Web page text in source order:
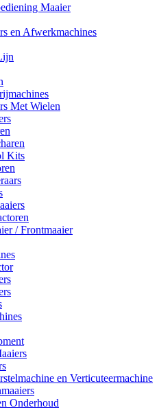
Maaier
en Afwerkmachines
Met Wielen
Kits
/ Frontmaaier
en Verticuteermachine
Onderhoud